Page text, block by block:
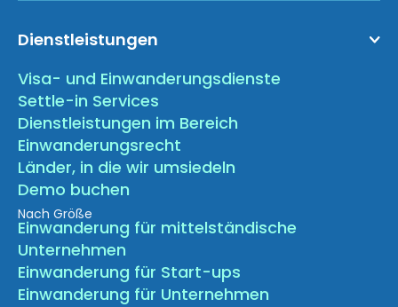
Dienstleistungen
Visa- und Einwanderungsdienste
Settle-in Services
Dienstleistungen im Bereich
Einwanderungsrecht
Länder, in die wir umsiedeln
Demo buchen
Nach Größe
Einwanderung für mittelständische
Unternehmen
Einwanderung für Start-ups
Einwanderung für Unternehmen